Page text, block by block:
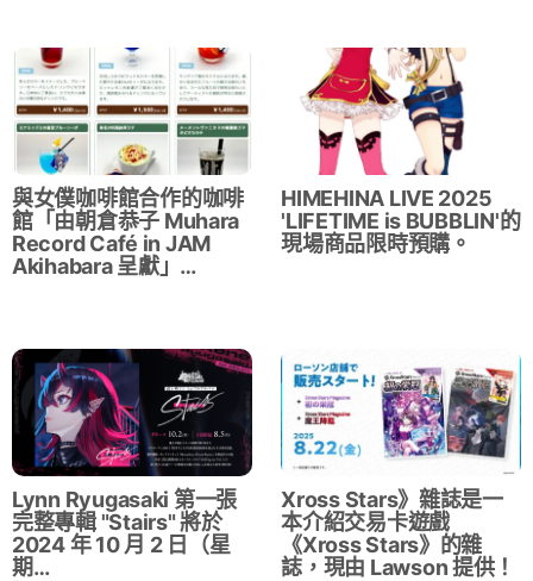
與女僕咖啡館合作的咖啡
館「由朝倉恭子 Muhara
Record Café in JAM
Akihabara 呈獻」…
HIMEHINA LIVE 2025
'LIFETIME is BUBBLIN'的
現場商品限時預購。
Lynn Ryugasaki 第一張
完整專輯 "Stairs" 將於
2024 年 10 月 2 日（星
期…
Xross Stars》雜誌是一
本介紹交易卡遊戲
《Xross Stars》的雜
誌，現由 Lawson 提供！